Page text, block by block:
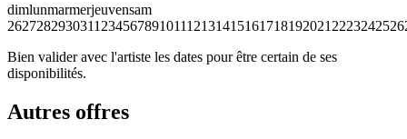
dimlunmarmerjeuvensam
2627282930311 23456789101112131415161718192021 2223242526
Bien valider avec l'artiste les dates pour être certain de ses
disponibilités.
Autres offres